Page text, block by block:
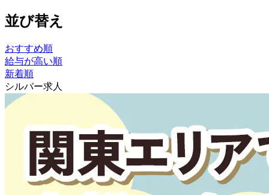
並び替え
おすすめ順
給与が高い順
新着順
シルバー求人